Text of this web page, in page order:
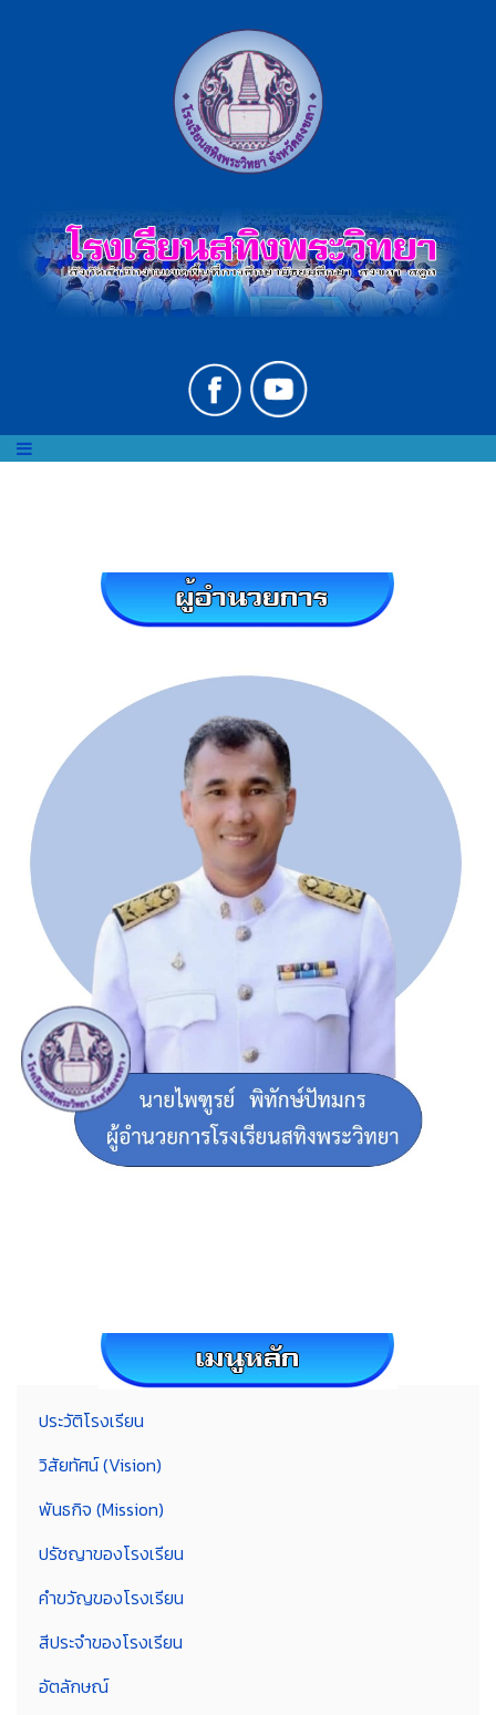
ประวัติโรงเรียน
วิสัยทัศน์ (Vision)
พันธกิจ (Mission)
ปรัชญาของโรงเรียน
คำขวัญของโรงเรียน
สีประจำของโรงเรียน
อัตลักษณ์